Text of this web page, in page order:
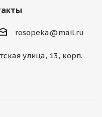
rosopeka@mail.ru
улица, 13, корп.